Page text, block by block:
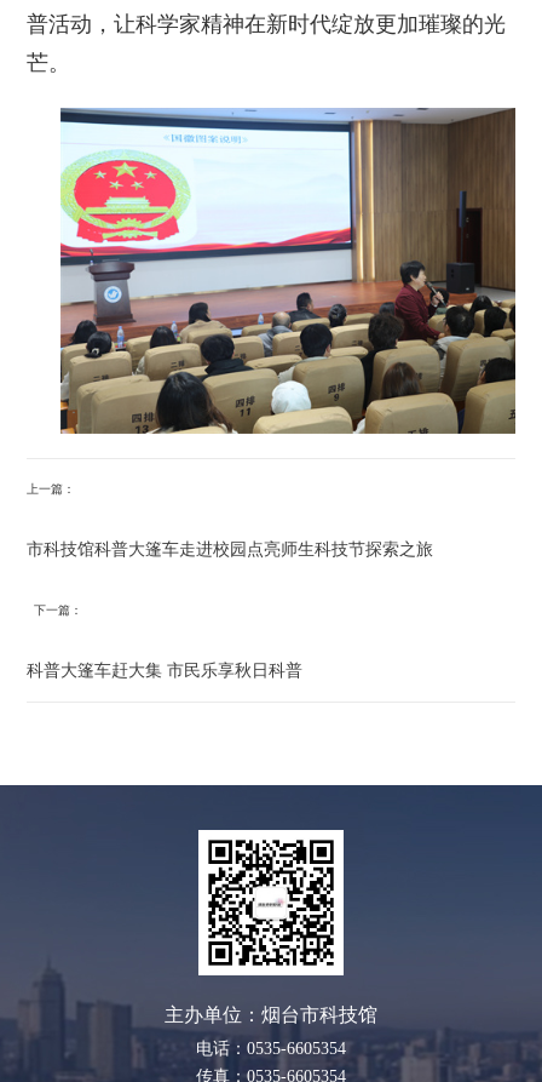
普活动，让科学家精神在新时代绽放更加璀璨的光
芒。
上一篇：
市科技馆科普大篷车走进校园点亮师生科技节探索之旅
下一篇：
科普大篷车赶大集 市民乐享秋日科普
主办单位：烟台市科技馆
电话：0535-6605354
传真：0535-6605354